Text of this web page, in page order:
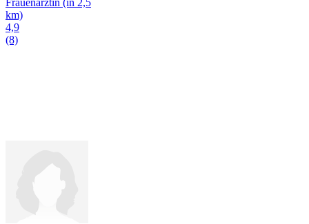
km)
4,9
(8)